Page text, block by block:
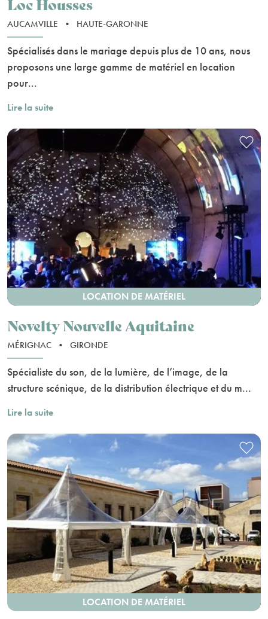
AUCAMVILLE • HAUTE-GARONNE
Spécialisés dans le mariage depuis plus de 10 ans, nous
proposons une large gamme de matériel en location
pour...
Lire la suite
LOCATION DE MATÉRIEL
Novelty Nouvelle Aquitaine
MÉRIGNAC • GIRONDE
Spécialiste du son, de la lumière, de l’image, de la
structure scénique, de la distribution électrique et du m...
Lire la suite
LOCATION DE MATÉRIEL